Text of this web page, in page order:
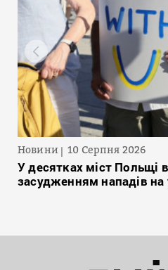
Новини 10 Серпня 2026
У десятках міст Польщі
засудженням нападів на